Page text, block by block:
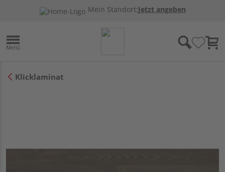
Mein Standort:Jetzt angeben
Klicklaminat